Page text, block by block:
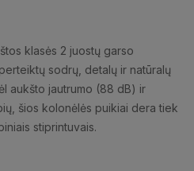
klasės 2 juostų garso
sodrų, detalų ir natūralų
aukšto jautrumo (88 dB) ir
šios kolonėlės puikiai dera tiek
stiprintuvais.